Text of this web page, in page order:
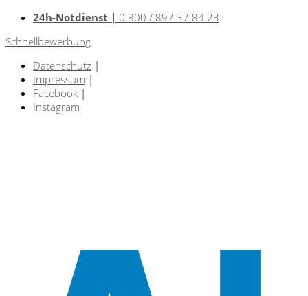
24h-Notdienst | 0 800 / 897 37 84 23
Schnellbewerbung
Datenschutz |
Impressum |
Facebook |
Instagram